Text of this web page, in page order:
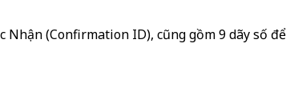
(Confirmation ID), cũng gồm 9 dãy số